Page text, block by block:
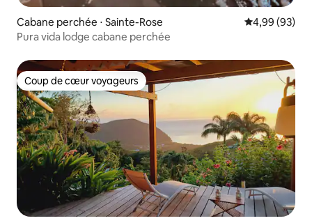
Cabane perchée ⋅ Sainte-Rose Évaluation
4,99 (93)
Pura vida lodge cabane perchée
Coup de cœur voyageurs
Coup de cœur voyageurs